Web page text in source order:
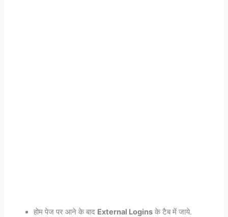
होम पेज पर आने के बाद External Logins के टैब में जाये.